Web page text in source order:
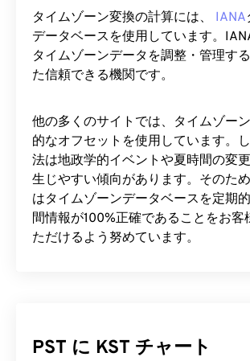
タイムゾーン変換の計算には、 IANA
データベースを使用しています。
タイムゾーンデータを調整・管理す
た信頼できる機関です。
他の多くのサイトでは、タイムゾー
的なオフセットを使用しています。
法は地政学的イベントや夏時間の変
生じやすい傾向があります。そのた
はタイムゾーンデータベースを定期
間情報が100%正確であることをお客
ただけるよう努めています。
PST に KST チャート